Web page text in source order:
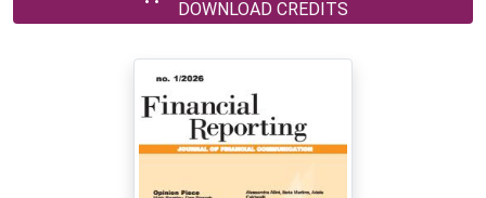
DOWNLOAD CREDITS